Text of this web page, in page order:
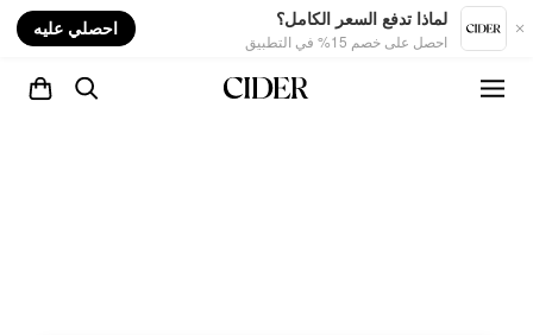
لماذا تدفع السعر الكامل؟
احصل على خصم 15% في التطبيق
احصلي عليه